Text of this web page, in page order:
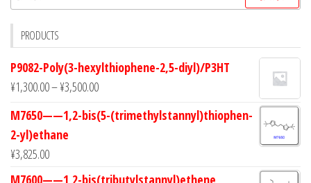
索：
PRODUCTS
P9082-Poly(3-hexylthiophene-2,5-diyl)/P3HT
¥1,300.00–¥3,500.00
M7650——1,2-bis(5-(trimethylstannyl)thiophen-
2-yl)ethane
¥3,825.00
M7600——1,2-bis(tributylstannyl)ethene